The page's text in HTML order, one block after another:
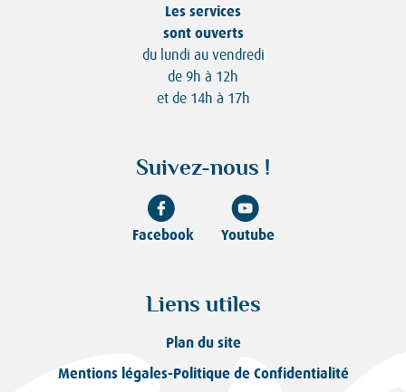
Les services
sont ouverts
du lundi au vendredi
de 9h à 12h
et de 14h à 17h
Suivez-nous !
Facebook Youtube
Liens utiles
Plan du site
Mentions légales-Politique de Confidentialité